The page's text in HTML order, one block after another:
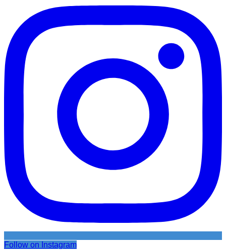
Follow on Instagram